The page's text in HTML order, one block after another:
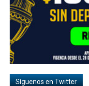
Síguenos en Twitter